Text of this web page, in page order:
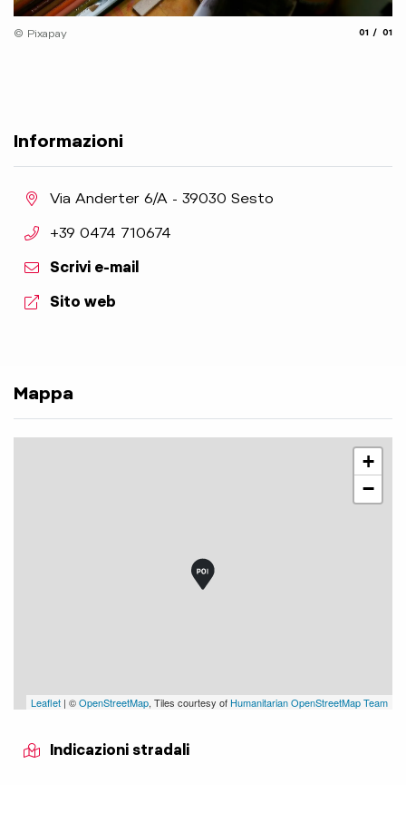
© Pixapay 01 01
Informazioni
aria.location:
Via Anderter 6/A - 39030 Sesto
aria.phone:
+39 0474 710674
Scrivi e-mail
aria.website:
Sito web
Mappa
+
−
Leaflet | ©OpenStreetMap, Tiles courtesy of Humanitarian OpenStreetMap Team
Indicazioni stradali